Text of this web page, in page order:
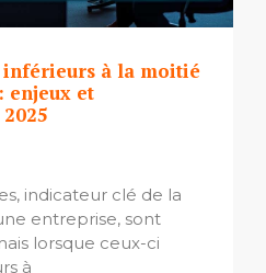
inférieurs à la moitié
enjeux et
indicateur clé de la
entreprise, sont
lorsque ceux-ci
à